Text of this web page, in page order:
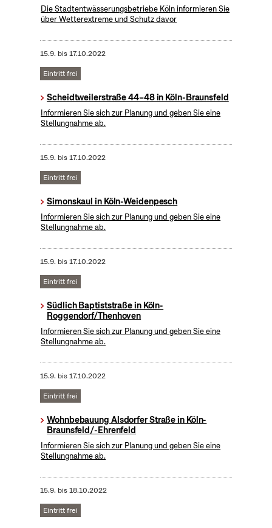
Die Stadtentwässerungsbetriebe Köln informieren Sie
über Wetterextreme und Schutz davor
15.9. bis17.10.2022
Eintritt frei
Scheidtweilerstraße 44–48 in Köln-Braunsfeld
Informieren Sie sich zur Planung und geben Sie eine
Stellungnahme ab.
15.9. bis17.10.2022
Eintritt frei
Simonskaul in Köln-Weidenpesch
Informieren Sie sich zur Planung und geben Sie eine
Stellungnahme ab.
15.9. bis17.10.2022
Eintritt frei
Südlich Baptiststraße in Köln-
Roggendorf/Thenhoven
Informieren Sie sich zur Planung und geben Sie eine
Stellungnahme ab.
15.9. bis17.10.2022
Eintritt frei
Wohnbebauung Alsdorfer Straße in Köln-
Braunsfeld/-Ehrenfeld
Informieren Sie sich zur Planung und geben Sie eine
Stellungnahme ab.
15.9. bis18.10.2022
Eintritt frei